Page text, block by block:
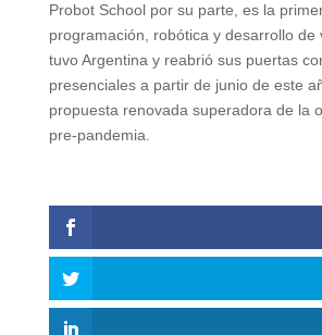
Probot School por su parte, es la
programación, robótica y desarrollo de
tuvo Argentina y reabrió sus puertas
presenciales a partir de junio de este
propuesta renovada superadora de la
pre-pandemia.